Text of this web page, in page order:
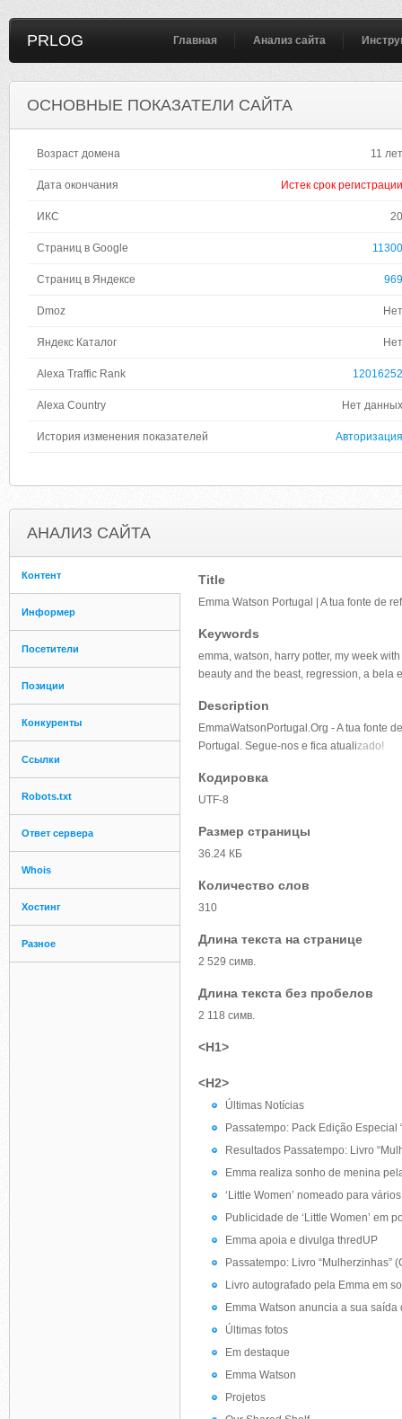
PRLOG Главная Анализ сайта
ОСНОВНЫЕ ПОКАЗАТЕЛИ САЙТА
Возраст домена 11 лет
Дата окончания Истек срок регистрации
ИКС 20
Страниц в Google 11300
Страниц в Яндексе 969
Dmoz Нет
Яндекс Каталог Нет
Alexa Traffic Rank 12016252
Alexa Country Нет данных
История изменения показателей Авторизация
АНАЛИЗ САЙТА
Контент
Информер
Посетители
Позиции
Конкуренты
Ссылки
Robots.txt
Ответ сервера
Whois
Хостинг
Разное
Title
Emma Watson Portugal | A tua fonte de
Keywords
emma, watson, harry potter, my week
beauty and the beast, regression, a bela
Description
EmmaWatsonPortugal.Org - A tua fonte
Portugal. Segue-nos e fica atualizado!
Кодировка
UTF-8
Размер страницы
36.24 КБ
Количество слов
310
Длина текста на странице
2 529 симв.
Длина текста без пробелов
2 118 симв.
<H1>
<H2>
Últimas Notícias
Passatempo: Pack Edição Especial
Resultados Passatempo: Livro
Emma realiza sonho de menina
‘Little Women’ nomeado para
Publicidade de ‘Little Women’ em
Emma apoia e divulga thredUP
Passatempo: Livro “Mulherzinhas”
Livro autografado pela Emma em
Emma Watson anuncia a sua saída
Últimas fotos
Em destaque
Emma Watson
Projetos